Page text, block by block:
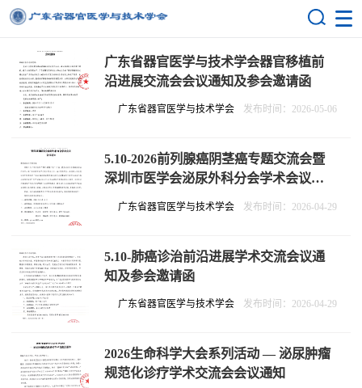
广东省器官医学与技术学会器官移植前
沿进展交流会会议通知及参会邀请函
广东省器官医学与技术学会 发布时间：2026-05-06
5.10-2026前列腺癌阴茎癌专题交流会暨
深圳市医学会泌尿外科分会学术会议通
知及参会邀请函
广东省器官医学与技术学会 发布时间：2026-04-29
5.10-肺癌诊治前沿进展学术交流会议通
知及参会邀请函
广东省器官医学与技术学会 发布时间：2026-04-29
2026生命科学大会系列活动 — 泌尿肿瘤
规范化诊疗学术交流会会议通知